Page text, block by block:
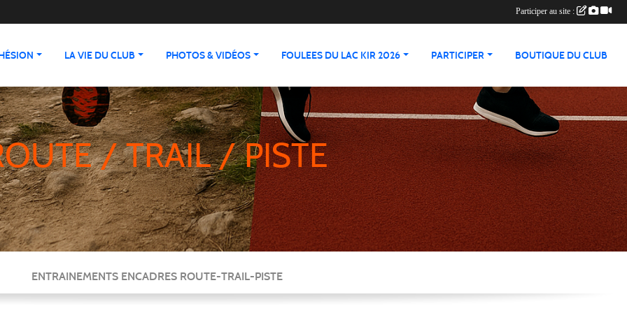
LA VIE DU CLUB PHOTOS & VIDÉOS FOULEES DU LAC KIR 2026 PARTICIPER BOUTIQUE DU CLUB
/ TRAIL / PISTE
ENTRAINEMENTS ENCADRES ROUTE-TRAIL-PISTE
Participer au site :